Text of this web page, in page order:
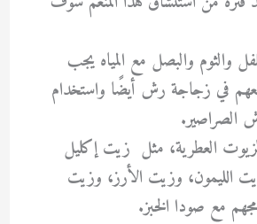
والثوم والبصل مع المياه يجب
في زجاجة رش أيضًا واستخدام
الصراصير.
العطرية، مثل زيت إكليل
الليمون، وزيت الأرز، وزيت
مع صودا الخبز.